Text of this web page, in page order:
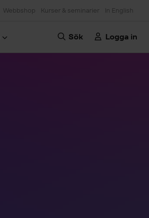
Webbshop Kurser & seminarier In English
Sök Logga in